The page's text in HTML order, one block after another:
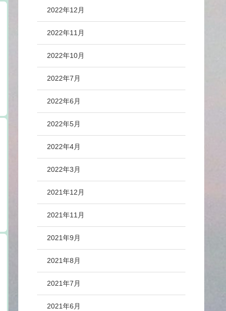
2022年12月
2022年11月
2022年10月
2022年7月
2022年6月
2022年5月
2022年4月
2022年3月
2021年12月
2021年11月
2021年9月
2021年8月
2021年7月
2021年6月